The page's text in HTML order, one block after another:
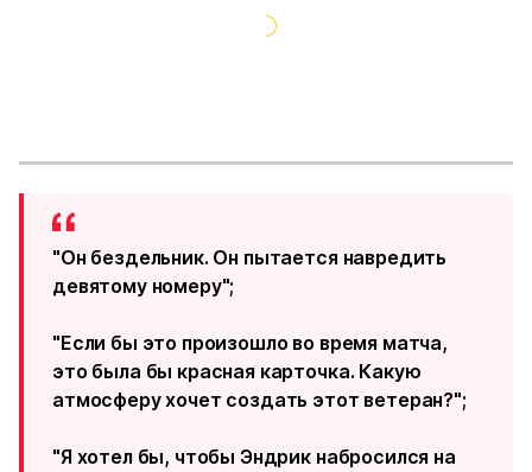
"Он бездельник. Он пытается навредить
девятому номеру";
"Если бы это произошло во время матча,
это была бы красная карточка. Какую
атмосферу хочет создать этот ветеран?";
"Я хотел бы, чтобы Эндрик набросился на